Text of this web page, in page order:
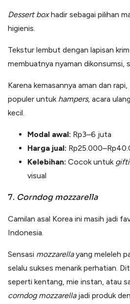
Dessert boxhadir sebagai pilihan
higienis.
Tekstur lembut dengan lapisan
membuatnya nyaman dikonsumsi,
Karena kemasannya aman dan rapi,
populer untuk hampers, acara
kecil.
Modal awal: Rp3–6 juta
Harga jual:
Kelebihan: Cocok untuk
visual
7. Corndog mozzarella
Camilan asal Korea ini masih jadi
Indonesia.
Sensasi mozzarellayang meleleh
selalu sukses menarik perhatian.
seperti kentang, mie instan, atau
corndog mozzarella jadi produk